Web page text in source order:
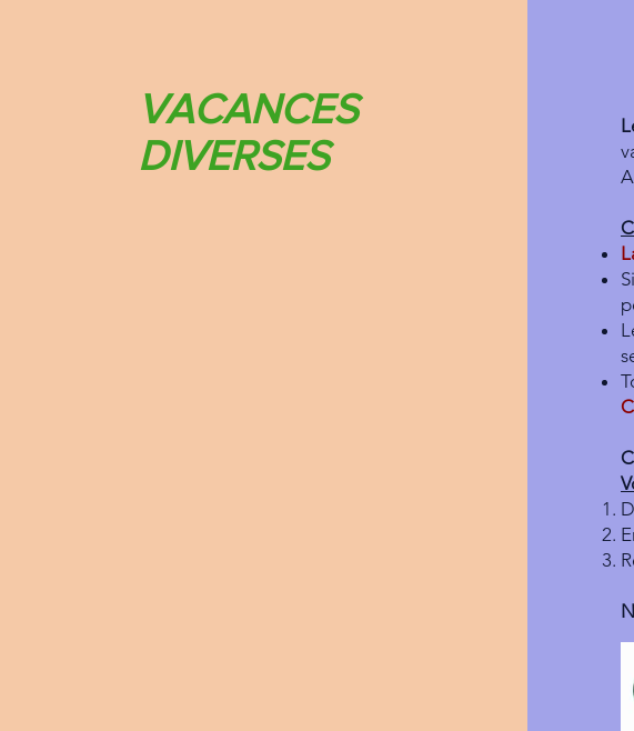
VACANCES
DIVERSES